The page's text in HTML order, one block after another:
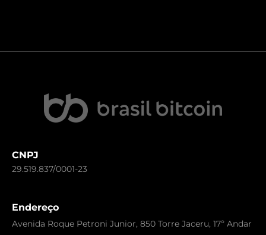
CNPJ
29.519.837/0001-23
Endereço
Avenida Roque Petroni Junior, 850 Torre Jaceru, 17º Andar